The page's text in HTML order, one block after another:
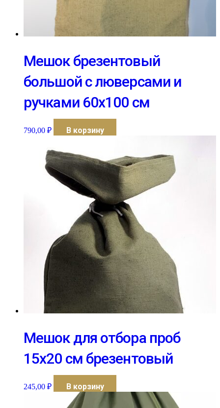
Мешок брезентовый
большой с люверсами и
ручками 60х100 см
790,00 ₽ В корзину
Мешок для отбора проб
15х20 см брезентовый
245,00 ₽ В корзину